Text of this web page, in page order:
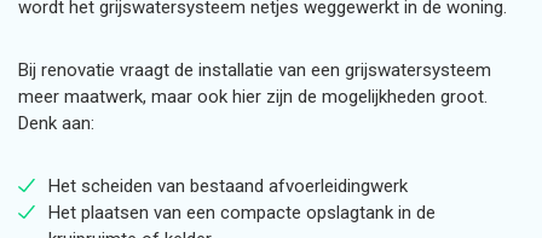
wordt het grijswatersysteem netjes weggewerkt in de woning.
Bij renovatie vraagt de installatie van een grijswatersysteem
meer maatwerk, maar ook hier zijn de mogelijkheden groot.
Denk aan:
Het scheiden van bestaand afvoerleidingwerk
Het plaatsen van een compacte opslagtank in de